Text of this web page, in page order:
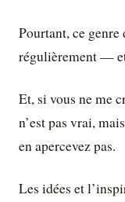
Pourtant, ce
régulièrement — et
Et, si vous ne me
n’est pas vrai,
en apercevez pas.
Les idées et